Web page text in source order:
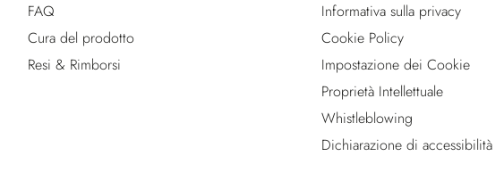
FAQ
Cura del prodotto
Resi & Rimborsi
Informativa sulla privacy
Cookie Policy
Impostazione dei Cookie
Proprietà Intellettuale
Whistleblowing
Dichiarazione di accessibilità